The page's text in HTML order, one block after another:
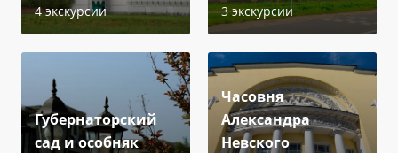
4 экскурсии 3 экскурсии
Губернаторский
сад и особняк
Часовня
Александра
Невского